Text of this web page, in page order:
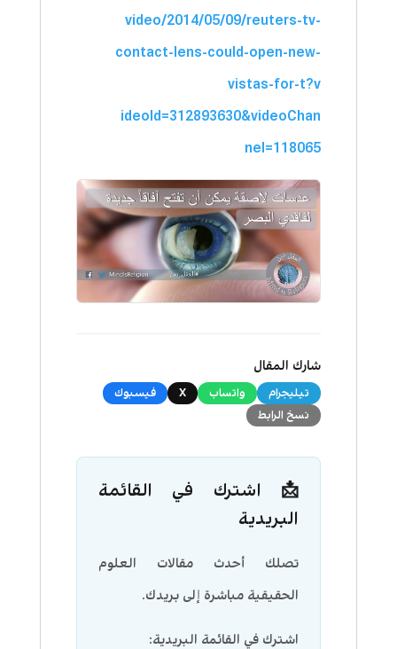
video/2014/05/09/reuters-tv-
contact-lens-could-open-new-
vistas-for-t?v
ideoId=312893630&videoChan
nel=118065
شارك المقال
تيليجرام واتساب X
فيسبوك
نسخ الرابط
📩 اشترك في القائمة
البريدية
تصلك أحدث مقالات العلوم
الحقيقية مباشرة إلى بريدك.
اشترك في القائمة البريدية: